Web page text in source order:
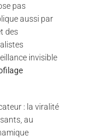
pas
aussi par
des
invisible
: la viralité
au